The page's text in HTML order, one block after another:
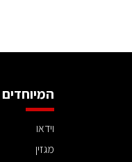
המיוחדים
וידאו
מגזין